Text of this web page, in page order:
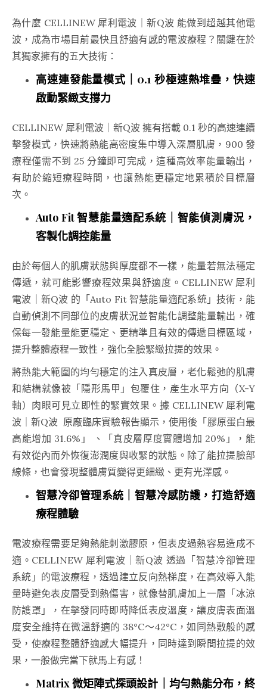
為什麼 CELLINEW 犀利電波｜新Q波 能做到超越其他電
波，成為市場目前最快且舒適有感的電波療程？關鍵在於
其獨家擁有的五大技術：
高速連發能量模式｜0.1 秒極速熱堆疊，快速
啟動緊緻支撐力
CELLINEW 犀利電波｜新Q波 擁有搭載 0.1 秒的高速連續
擊發模式，快速將熱能高密度集中導入深層肌膚，900 發
療程僅需不到 25 分鐘即可完成，這種高效率能量輸出，
有助於縮短療程時間，也讓熱能更穩定地累積於目標層
次。
Auto Fit 智慧能量適配系統｜智能偵測膚況，
客製化調控能量
由於每個人的肌膚狀態與厚度都不一樣，能量若無法穩定
傳遞，就可能影響療程效果與舒適度。CELLINEW 犀利
電波｜新Q波 的「Auto Fit 智慧能量適配系統」技術，能
自動偵測不同部位的皮膚狀況並智能化調整能量輸出，確
保每一發能量能更穩定、更精準且有效的傳遞目標區域，
提升整體療程一致性，強化全臉緊緻拉提的效果。
將熱能大範圍的均勻穩定的注入真皮層，老化鬆弛的肌膚
和結構就像被「隱形馬甲」包覆住，產生水平方向（X-Y
軸）肉眼可見立即性的緊實效果。據 CELLINEW 犀利電
波｜新Q波 原廠臨床實驗報告顯示，使用後「膠原蛋白最
高能增加 31.6%」 、「真皮層厚度實體增加 20%」，能
有效從內而外恢復澎潤度與收緊的狀態。除了能拉提臉部
線條，也會發現整體膚質變得更細緻、更有光澤感。
智慧冷卻管理系統｜智慧冷感防護，打造舒適
療程體驗
電波療程需要足夠熱能刺激膠原，但表皮過熱容易造成不
適。CELLINEW 犀利電波｜新Q波 透過「智慧冷卻管理
系統」的電波療程，透過建立反向熱梯度，在高效導入能
量時避免表皮層受到熱傷害，就像替肌膚加上一層「冰涼
防護罩」，在擊發同時即時降低表皮溫度，讓皮膚表面溫
度安全維持在微溫舒適的 38°C～42°C，如同熱敷般的感
受，使療程整體舒適感大幅提升，同時達到瞬間拉提的效
果，一般做完當下就馬上有感！
Matrix 微矩陣式探頭設計｜均勻熱能分布，終